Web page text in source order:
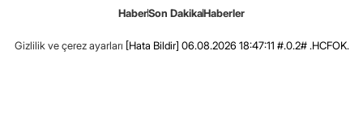
HaberSon DakikaHaberler
Gizlilik ve çerez ayarları [Hata Bildir] 06.08.2026 18:47:11 #.0.2# .HCFOK.